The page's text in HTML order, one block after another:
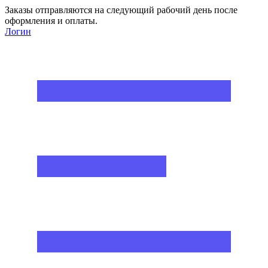
Заказы отправляются на следующий рабочий день после
оформления и оплаты.
Логин